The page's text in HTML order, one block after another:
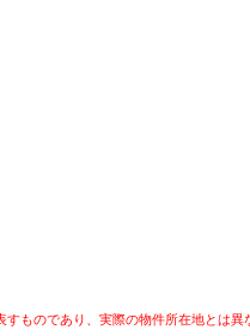
ものであり、実際の物件所在地とは異